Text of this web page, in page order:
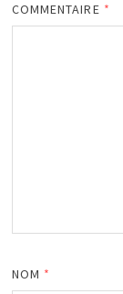
COMMENTAIRE *
NOM *